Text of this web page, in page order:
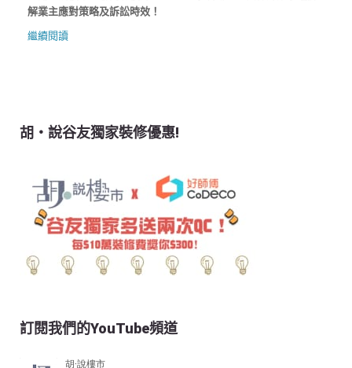
解業主應對策略及訴訟時效！
繼續閱讀
胡‧說谷友獨家裝修優惠!
訂閱我們的YouTube頻道